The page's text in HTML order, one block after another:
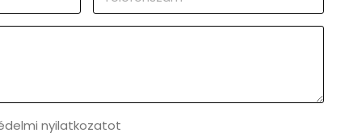
nyilatkozatot